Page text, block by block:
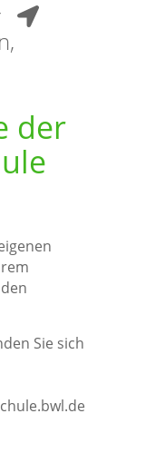
der
Sie sich